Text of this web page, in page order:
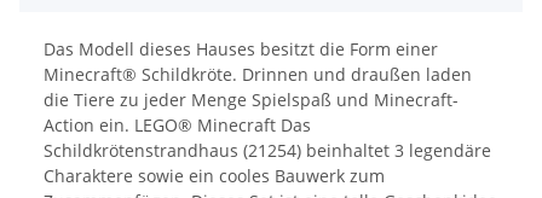
Das Modell dieses Hauses besitzt die Form einer
Minecraft® Schildkröte. Drinnen und draußen laden
die Tiere zu jeder Menge Spielspaß und Minecraft-
Action ein. LEGO® Minecraft Das
Schildkrötenstrandhaus (21254) beinhaltet 3 legendäre
Charaktere sowie ein cooles Bauwerk zum